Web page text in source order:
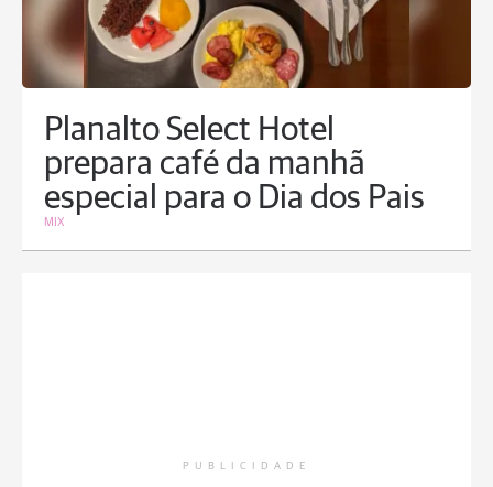
Planalto Select Hotel
prepara café da manhã
especial para o Dia dos Pais
MIX
PUBLICIDADE